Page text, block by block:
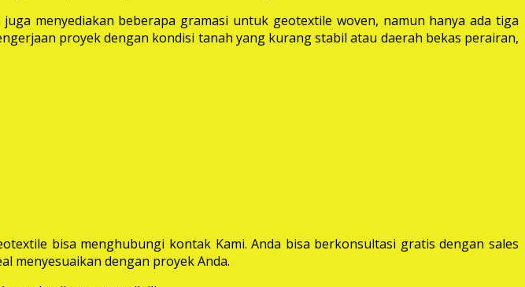
menyediakan beberapa gramasi untuk geotextile woven, namun hanya ada tiga
proyek dengan kondisi tanah yang kurang stabil atau daerah bekas perairan,
bisa menghubungi kontak Kami. Anda bisa berkonsultasi gratis dengan sales
menyesuaikan dengan proyek Anda.